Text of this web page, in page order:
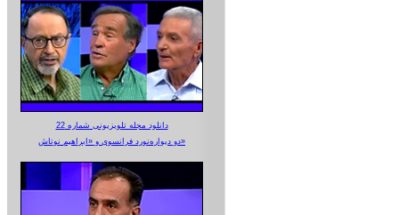
دانلود مجله تلویزیونی شماره 22
دو دیواره‌نورد فرانسوی و «ابراهیم نوتاش»